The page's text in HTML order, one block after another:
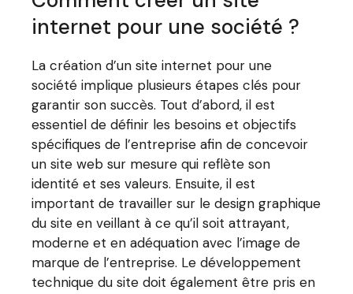
internet pour une société ?
La création d’un site internet pour une
société implique plusieurs étapes clés pour
garantir son succès. Tout d’abord, il est
essentiel de définir les besoins et objectifs
spécifiques de l’entreprise afin de concevoir
un site web sur mesure qui reflète son
identité et ses valeurs. Ensuite, il est
important de travailler sur le design graphique
du site en veillant à ce qu’il soit attrayant,
moderne et en adéquation avec l’image de
marque de l’entreprise. Le développement
technique du site doit également être pris en